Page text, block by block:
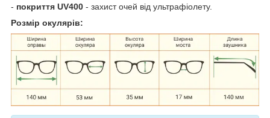
- покриття UV400 - захист очей від ультрафіолету.
Розмір окулярів: